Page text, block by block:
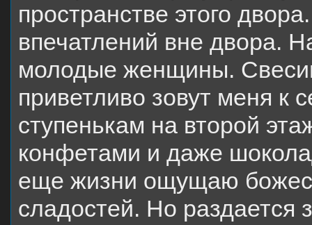
пространстве этого
впечатлений вне двора.
молодые женщины.
приветливо зовут меня к
ступенькам на второй
конфетами и даже
еще жизни ощущаю
сладостей. Но раздается